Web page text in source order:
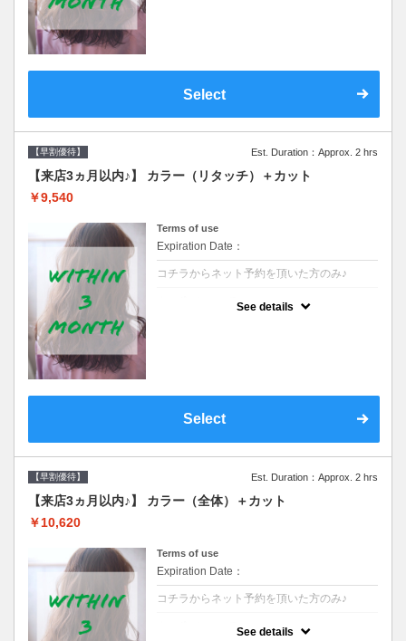
Select
【早割優待】 Est. Duration：Approx. 2 hrs
【来店3ヵ月以内♪】 カラー（リタッチ）＋カット
￥9,540
Terms of use
Expiration Date：
コチラからネット予約を頂いた方のみ♪
See details
Select
【早割優待】 Est. Duration：Approx. 2 hrs
【来店3ヵ月以内♪】 カラー（全体）＋カット
￥10,620
Terms of use
Expiration Date：
コチラからネット予約を頂いた方のみ♪
See details